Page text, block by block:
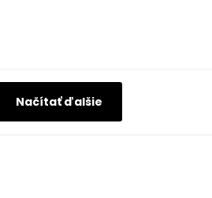
Načítať ďalšie